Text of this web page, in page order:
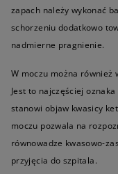
zapach należy wykonać
schorzeniu dodatkowo
nadmierne pragnienie.
W moczu można również
Jest to najczęściej
stanowi objaw kwasicy
moczu pozwala na
równowadze kwasowo-
przyjęcia do szpitala.